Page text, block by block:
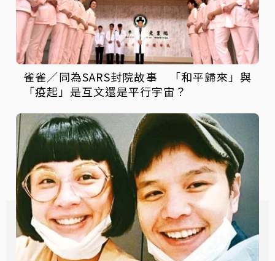
雀雀／同為SARS封院故事 「和平歸來」與
「疫起」是互文還是平行宇宙？